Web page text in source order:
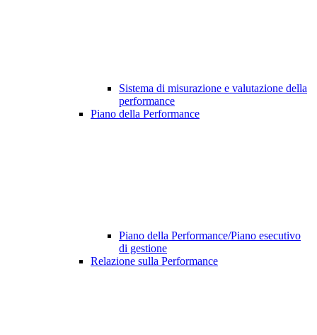
Sistema di misurazione e valutazione della
performance
Piano della Performance
Piano della Performance/Piano esecutivo
di gestione
Relazione sulla Performance